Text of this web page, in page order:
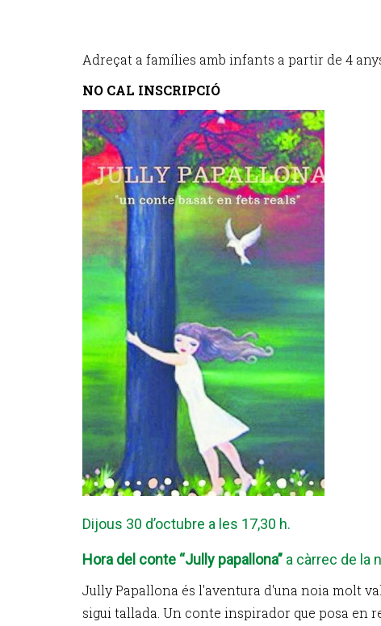
Adreçat a famílies amb infants a partir de 4
NO CAL INSCRIPCIÓ
Dijous 30 d’octubre a les 17,30 h.
Hora del conte “Jully papallona” a càrrec de la
Jully Papallona és l'aventura d'una noia molt
sigui tallada. Un conte inspirador que posa en